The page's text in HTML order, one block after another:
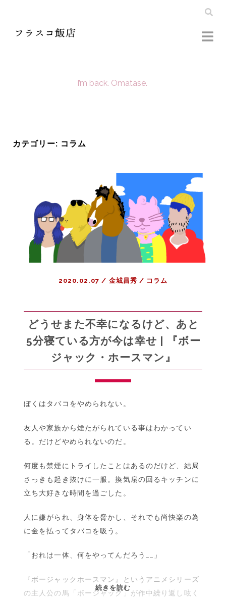
I’m back. Omatase.
カテゴリー: コラム
2020.02.07 / 金城昌秀 / コラム
どうせまた不幸になるけど、あと
5分寝ている方が今は幸せ | 『ボー
ジャック・ホースマン』
ぼくはタバコをやめられない。
友人や家族から煙たがられている事はわかってい
る。だけどやめられないのだ。
何度も禁煙にトライしたことはあるのだけど、結局
さっきも起き抜けに一服。換気扇の回るキッチンに
立ち大好きな時間を過ごした。
人に嫌がられ、身体を脅かし、それでも尚快楽の為
に金を払ってタバコを吸う。
「おれは一体、何をやってんだろう……」
『ボージャックホースマン』というアニメシリーズ
の主人公の馬「ボージャック」が作中繰り返し呟く
続きを読む